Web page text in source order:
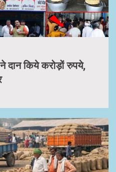
दान किये करोड़ों रुपये,